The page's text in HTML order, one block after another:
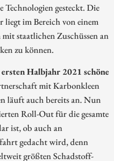
gesteckt. Die
im Bereich von einem
staatlichen Zuschüssen an
zu können.
Halbjahr 2021 schöne
mit Karbonkleen
läuft auch bereits an. Nun
Roll-Out für die gesamte
ist, ob auch an
gedacht wird, denn
größten Schadstoff-